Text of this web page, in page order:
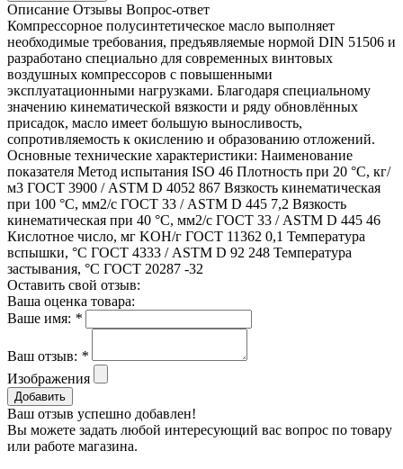
Описание Отзывы Вопрос-ответ
Компрессорное полусинтетическое масло выполняет
необходимые требования, предъявляемые нормой DIN 51506 и
разработано специально для современных винтовых
воздушных компрессоров с повышенными
эксплуатационными нагрузками. Благодаря специальному
значению кинематической вязкости и ряду обновлённых
присадок, масло имеет большую выносливость,
сопротивляемость к окислению и образованию отложений.
Основные технические характеристики: Наименование
показателя Метод испытания ISO 46 Плотность при 20 °С, кг/
м3 ГОСТ 3900 / ASTM D 4052 867 Вязкость кинематическая
при 100 °С, мм2/с ГОСТ 33 / ASTM D 445 7,2 Вязкость
кинематическая при 40 °С, мм2/с ГОСТ 33 / ASTM D 445 46
Кислотное число, мг KOH/г ГОСТ 11362 0,1 Температура
вспышки, °С ГОСТ 4333 / ASTM D 92 248 Температура
застывания, °С ГОСТ 20287 -32
Оставить свой отзыв:
Ваша оценка товара:
Ваше имя: *
Ваш отзыв: *
Изображения
Добавить
Ваш отзыв успешно добавлен!
Вы можете задать любой интересующий вас вопрос по товару
или работе магазина.